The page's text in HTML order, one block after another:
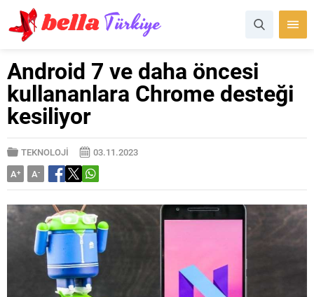
Android 7 ve daha öncesi
kullananlara Chrome desteği
kesiliyor
TEKNOLOJİ
03.11.2023
A+ A-